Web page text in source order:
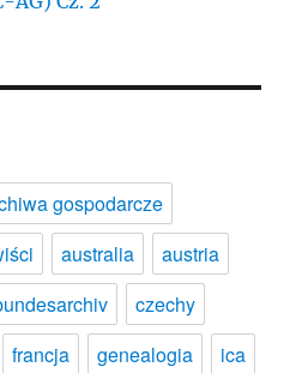
gospodarcze
australia
austria
czechy
francja genealogia
ica